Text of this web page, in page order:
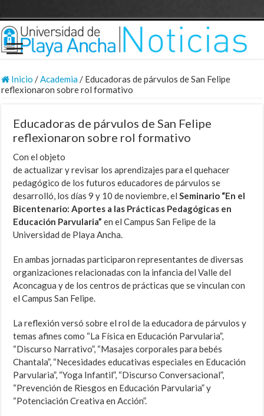
Inicio /Academia/ Educadoras de párvulos de San Felipe
reflexionaron sobre rol formativo
Educadoras de párvulos de San Felipe
reflexionaron sobre rol formativo
Con el objeto
de actualizar y revisar los aprendizajes para el quehacer
pedagógico de los futuros educadores de párvulos se
desarrolló, los días 9 y 10 de noviembre, elSeminario “En el
Bicentenario: Aportes a las Prácticas Pedagógicas en
Educación Parvularia” en el Campus San Felipe de la
Universidad de Playa Ancha.
En ambas jornadas participaron representantes de diversas
organizaciones relacionadas con la infancia del Valle del
Aconcagua y de los centros de prácticas que se vinculan con
el Campus San Felipe.
La reflexión versó sobre el rol de la educadora de párvulos y
temas afines como “La Física en Educación Parvularia”,
“Discurso Narrativo”, “Masajes corporales para bebés
Chantala”, “Necesidades educativas especiales en Educación
Parvularia”, “Yoga Infantil”, “Discurso Conversacional”,
“Prevención de Riesgos en Educación Parvularia” y
“Potenciación Creativa en Acción”.